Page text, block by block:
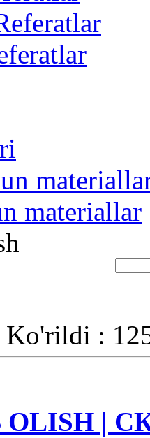
materiallar
Ko'rildi :
OLISH |